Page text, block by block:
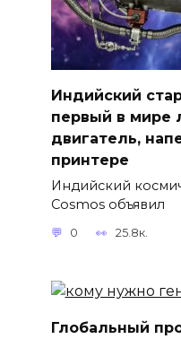
Индийский
первый в мире
двигатель,
принтере
Индийский
Cosmos объявил
0 25.8к.
Глобальный